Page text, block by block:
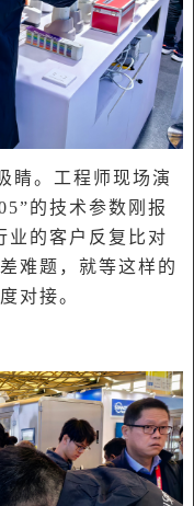
睛。工程师现场演
的技术参数刚报
业的客户反复比对
难题，就等这样的
对接。